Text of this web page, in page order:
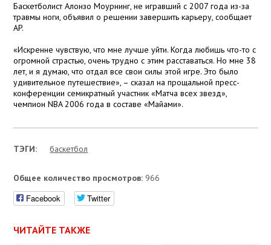
Баскетболист Алонзо Моурнинг, не игравший с 2007 года из-за
травмы ноги, объявил о решении завершить карьеру, сообщает
AP.
«Искренне чувствую, что мне лучше уйти. Когда любишь что-то с
огромной страстью, очень трудно с этим расставаться. Но мне 38
лет, и я думаю, что отдал все свои силы этой игре. Это было
удивительное путешествие», – сказал на прощальной пресс-
конференции семикратный участник «Матча всех звезд»,
чемпион NBA 2006 года в составе «Майами».
ТЭГИ: баскетбол
Общее количество просмотров: 966
Facebook Twitter
ЧИТАЙТЕ ТАКЖЕ